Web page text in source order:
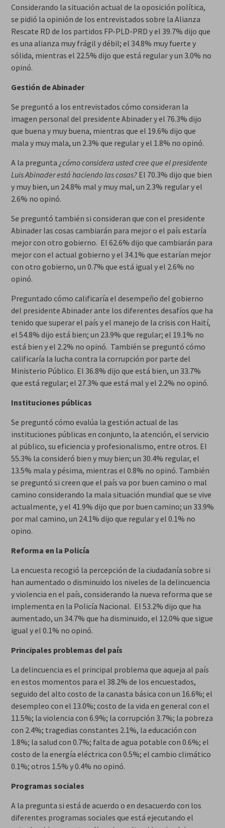
Considerando la situación actual de la oposición política,
se pidió la opinión de los entrevistados sobre la Alianza
Rescate RD de los partidos FP-PLD-PRD y el 39.7% dijo que
es una alianza muy frágil y débil; el 34.8% muy fuerte y
sólida, mientras el 22.5% dijo que está regular y un 3.0% no
opinó.
Gestión de Abinader
Se preguntó a los entrevistados cómo consideran la
imagen personal del presidente Abinader y el 76.3% dijo
que buena y muy buena, mientras que el 19.6% dijo que
mala y muy mala, un 2.3% que regular y el 1.8% no opinó.
A la pregunta ¿cómo considera usted cree que el presidente
Luis Abinader está haciendo las cosas?El 70.3% dijo que bien
y muy bien, un 24.8% mal y muy mal, un 2.3% regular y el
2.6% no opinó.
Se preguntó también si consideran que con el presidente
Abinader las cosas cambiarán para mejor o el país estaría
mejor con otro gobierno. El 62.6% dijo que cambiarán para
mejor con el actual gobierno y el 34.1% que estarían mejor
con otro gobierno, un 0.7% que está igual y el 2.6% no
opinó.
Preguntado cómo calificaría el desempeño del gobierno
del presidente Abinader ante los diferentes desafíos que ha
tenido que superar el país y el manejo de la crisis con Haití,
el 54.8% dijo está bien; un 23.9% que regular; el 19.1% no
está bien y el 2.2% no opinó. También se preguntó cómo
calificaría la lucha contra la corrupción por parte del
Ministerio Público. El 36.8% dijo que está bien, un 33.7%
que está regular; el 27.3% que está mal y el 2.2% no opinó.
Instituciones públicas
Se preguntó cómo evalúa la gestión actual de las
instituciones públicas en conjunto, la atención, el servicio
al público, su eficiencia y profesionalismo, entre otros. El
55.3% la consideró bien y muy bien; un 30.4% regular, el
13.5% mala y pésima, mientras el 0.8% no opinó. También
se preguntó si creen que el país va por buen camino o mal
camino considerando la mala situación mundial que se vive
actualmente, y el 41.9% dijo que por buen camino; un 33.9%
por mal camino, un 24.1% dijo que regular y el 0.1% no
opino.
Reforma en la Policía
La encuesta recogió la percepción de la ciudadanía sobre si
han aumentado o disminuido los niveles de la delincuencia
y violencia en el país, considerando la nueva reforma que se
implementa en la Policía Nacional. El 53.2% dijo que ha
aumentado, un 34.7% que ha disminuido, el 12.0% que sigue
igual y el 0.1% no opinó.
Principales problemas del país
La delincuencia es el principal problema que aqueja al país
en estos momentos para el 38.2% de los encuestados,
seguido del alto costo de la canasta básica con un 16.6%; el
desempleo con el 13.0%; costo de la vida en general con el
11.5%; la violencia con 6.9%; la corrupción 3.7%; la pobreza
con 2.4%; tragedias constantes 2.1%, la educación con
1.8%; la salud con 0.7%; falta de agua potable con 0.6%; el
costo de la energía eléctrica con 0.5%; el cambio climático
0.1%; otros 1.5% y 0.4% no opinó.
Programas sociales
A la pregunta si está de acuerdo o en desacuerdo con los
diferentes programas sociales que está ejecutando el